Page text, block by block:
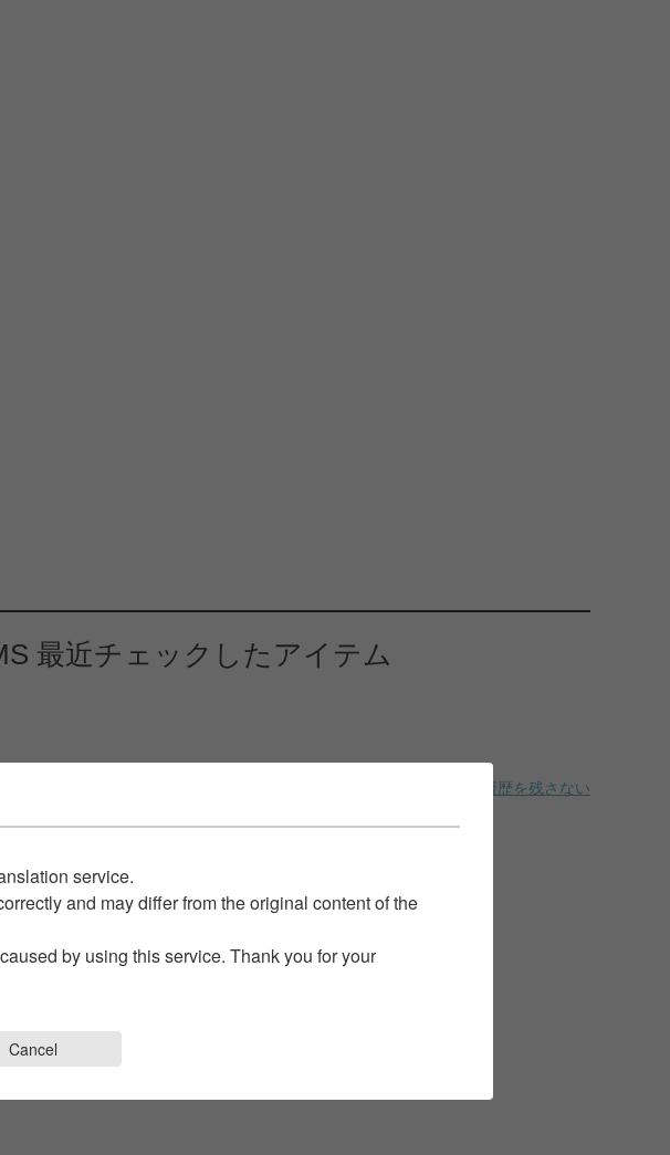
最近チェックしたアイテム
履歴を残さない
service.
and may differ from the original content of the
by using this service. Thank you for your
Cancel